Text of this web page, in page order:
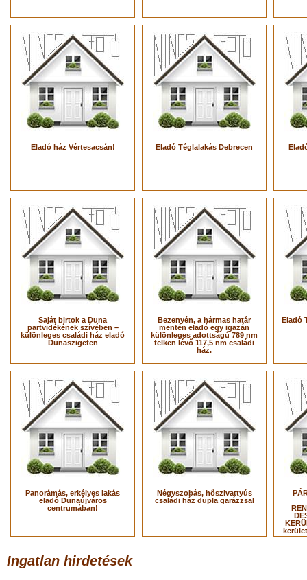
Eladó ház Vértesacsán! Eladó Téglalakás Debrecen
Saját birtok a Duna
partvidékének szívében –
különleges családi ház eladó
Dunaszigeten
Bezenyén, a hármas határ
mentén eladó egy igazán
különleges adottságú 789 nm
telken lévő 117,5 nm családi
ház.
Eladó
Panorámás, erkélyes lakás
eladó Dunaújváros
centrumában!
Négyszobás, hőszivattyús
családi ház dupla garázzsal
Ingatlan hirdetések